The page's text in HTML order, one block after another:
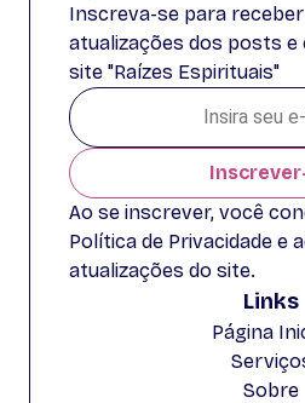
Inscreva-se para
atualizações dos posts e
site "Raízes Espirituais"
Ao se inscrever, você
Política de Privacidade e
atualizações do site.
Links
Página
Sobre